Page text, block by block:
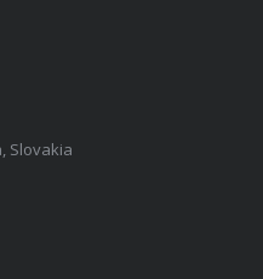
Slovakia